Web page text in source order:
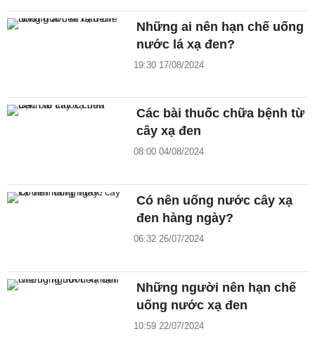
Những ai nên hạn chế uống
nước lá xạ đen?
19:30 17/08/2024
Các bài thuốc chữa bệnh từ
cây xạ đen
08:00 04/08/2024
Có nên uống nước cây xạ
đen hàng ngày?
06:32 26/07/2024
Những người nên hạn chế
uống nước xạ đen
10:59 22/07/2024